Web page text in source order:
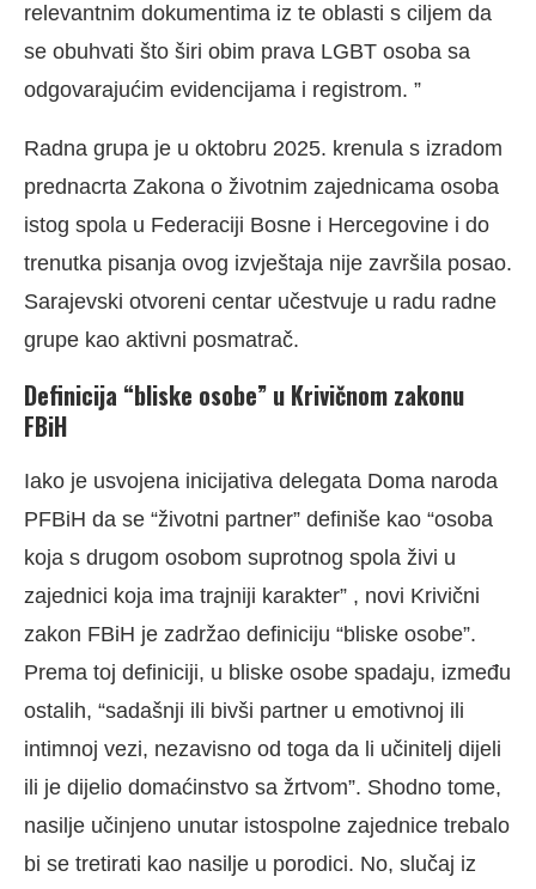
relevantnim dokumentima iz te oblasti s ciljem da
se obuhvati što širi obim prava LGBT osoba sa
odgovarajućim evidencijama i registrom. ”
Radna grupa je u oktobru 2025. krenula s izradom
prednacrta Zakona o životnim zajednicama osoba
istog spola u Federaciji Bosne i Hercegovine i do
trenutka pisanja ovog izvještaja nije završila posao.
Sarajevski otvoreni centar učestvuje u radu radne
grupe kao aktivni posmatrač.
Definicija “bliske osobe” u Krivičnom zakonu
FBiH
Iako je usvojena inicijativa delegata Doma naroda
PFBiH da se “životni partner” definiše kao “osoba
koja s drugom osobom suprotnog spola živi u
zajednici koja ima trajniji karakter” , novi Krivični
zakon FBiH je zadržao definiciju “bliske osobe”.
Prema toj definiciji, u bliske osobe spadaju, između
ostalih, “sadašnji ili bivši partner u emotivnoj ili
intimnoj vezi, nezavisno od toga da li učinitelj dijeli
ili je dijelio domaćinstvo sa žrtvom”. Shodno tome,
nasilje učinjeno unutar istospolne zajednice trebalo
bi se tretirati kao nasilje u porodici. No, slučaj iz